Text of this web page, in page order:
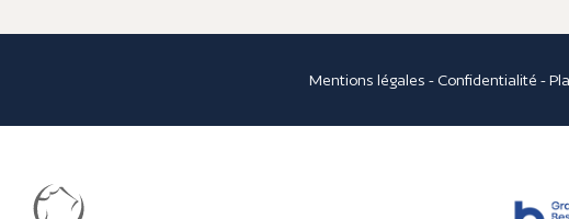
Mentions légales - Confidentialité -